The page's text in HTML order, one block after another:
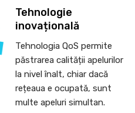
Tehnologie
inovațională
Tehnologia QoS permite
păstrarea calității apelurilor
la nivel înalt, chiar dacă
rețeaua e ocupată, sunt
multe apeluri simultan.